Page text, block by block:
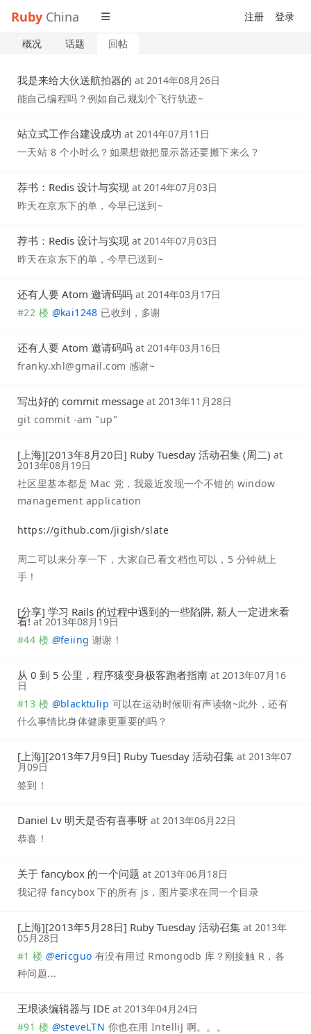
Ruby China 注册 登录
概况 话题 回帖
我是来给大伙送航拍器的 at 2014年08月26日
能自己编程吗？例如自己规划个飞行轨迹~
站立式工作台建设成功 at 2014年07月11日
一天站 8 个小时么？如果想做把显示器还要搬下来么？
荐书：Redis 设计与实现 at 2014年07月03日
昨天在京东下的单，今早已送到~
荐书：Redis 设计与实现 at 2014年07月03日
昨天在京东下的单，今早已送到~
还有人要 Atom 邀请码吗 at 2014年03月17日
#22 楼 @kai1248 已收到，多谢
还有人要 Atom 邀请码吗 at 2014年03月16日
franky.xhl@gmail.com 感谢~
写出好的 commit message at 2013年11月28日
git commit -am "up"
[上海][2013年8月20日] Ruby Tuesday 活动召集 (周二) at
2013年08月19日
社区里基本都是 Mac 党，我最近发现一个不错的 window
management application
https://github.com/jigish/slate
周二可以来分享一下，大家自己看文档也可以，5 分钟就上
手！
[分享] 学习 Rails 的过程中遇到的一些陷阱, 新人一定进来看
看! at2013年08月19日
#44 楼 @feiing 谢谢！
从 0 到 5 公里，程序猿变身极客跑者指南 at 2013年07月16
日
#13 楼 @blacktulip 可以在运动时候听有声读物~此外，还有
什么事情比身体健康更重要的吗？
[上海][2013年7月9日] Ruby Tuesday 活动召集 at 2013年07
月09日
签到！
Daniel Lv 明天是否有喜事呀 at 2013年06月22日
恭喜！
关于 fancybox 的一个问题 at 2013年06月18日
我记得 fancybox 下的所有 js，图片要求在同一个目录
[上海][2013年5月28日] Ruby Tuesday 活动召集 at 2013年
05月28日
#1 楼 @ericguo 有没有用过 Rmongodb 库？刚接触 R，各
种问题...
王垠谈编辑器与 IDE at 2013年04月24日
#91 楼 @steveLTN 你也在用 IntelliJ 啊。。。